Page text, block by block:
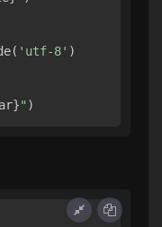
'utf-8' )
"